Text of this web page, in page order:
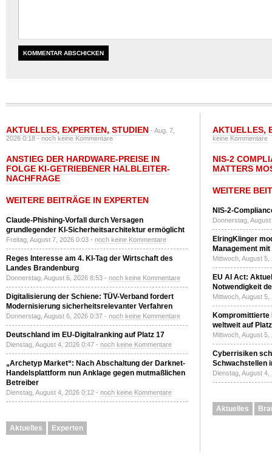
AKTUELLES, EXPERTEN, STUDIEN - Aug. 7,
2026 0:18 -noch keine Kommentare
ANSTIEG DER HARDWARE-PREISE IN
FOLGE KI-GETRIEBENER HALBLEITER-
NACHFRAGE
WEITERE BEITRÄGE IN EXPERTEN
Claude-Phishing-Vorfall durch Versagen
grundlegender KI-Sicherheitsarchitektur ermöglicht
Freitag, August 7, 2026 0:03 - noch keine Kommentare
Reges Interesse am 4. KI-Tag der Wirtschaft des
Landes Brandenburg
Donnerstag, August 6, 2026 8:53 - noch keine Kommentare
Digitalisierung der Schiene: TÜV-Verband fordert
Modernisierung sicherheitsrelevanter Verfahren
Donnerstag, August 6, 2026 0:37 - noch keine Kommentare
Deutschland im EU-Digitalranking auf Platz 17
Dienstag, August 4, 2026 0:47 - noch keine Kommentare
„Archetyp Market“: Nach Abschaltung der Darknet-
Handelsplattform nun Anklage gegen mutmaßlichen
Betreiber
Dienstag, August 4, 2026 0:12 - noch keine Kommentare
Aktuelles Experten
AKTUELLES,
keine Kommentare
NIS-2
MATTERS
WEITERE
NIS-2-
Donnerstag,
ElringKlinger
Management
Mittwoch, August
EU AI Act:
Notwendigkeit
Mittwoch, August
Kompromittierte
weltweit auf
Mittwoch, August
Cyberrisiken
Schwachstellen
Dienstag, August
Aktuelles